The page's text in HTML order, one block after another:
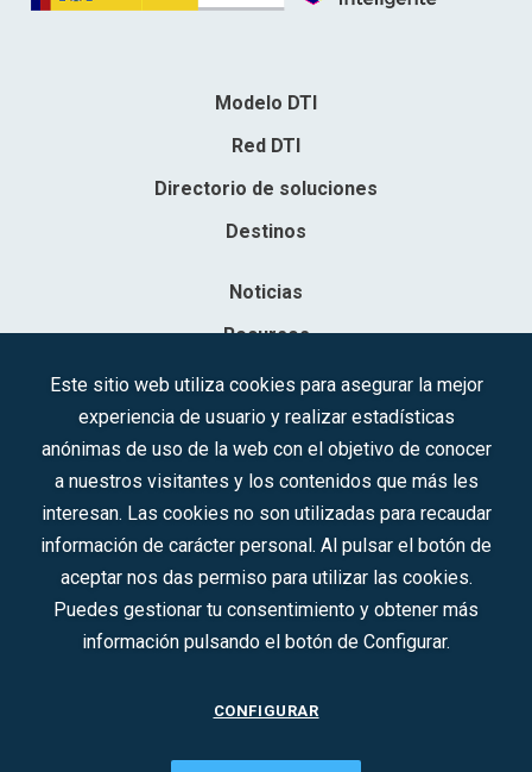
Modelo DTI
Red DTI
Directorio de soluciones
Destinos
Noticias
Recursos
Contacto
Sociedad Mercantil Estatal para la Gestión de la Innovación y las
C.I.F.: A-81/874.984
Síguenos en redes sociales:
CONTACTO
Este sitio web utiliza cookies para asegurar la mejor
experiencia de usuario y realizar estadísticas
anónimas de uso de la web con el objetivo de conocer
a nuestros visitantes y los contenidos que más les
interesan. Las cookies no son utilizadas para recaudar
información de carácter personal. Al pulsar el botón de
aceptar nos das permiso para utilizar las cookies.
Puedes gestionar tu consentimiento y obtener más
información pulsando el botón de Configurar.
CONFIGURAR